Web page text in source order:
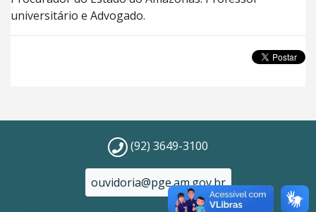
universitário e Advogado.
(92) 3649-3100
ouvidoria@pge.am.gov.br